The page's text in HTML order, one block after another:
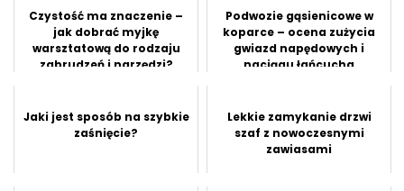
Czystość ma znaczenie –
jak dobrać myjkę
warsztatową do rodzaju
zabrudzeń i narzędzi?
Podwozie gąsienicowe w
koparce – ocena zużycia
gwiazd napędowych i
naciągu łańcucha
Jaki jest sposób na szybkie
zaśnięcie?
Lekkie zamykanie drzwi
szaf z nowoczesnymi
zawiasami